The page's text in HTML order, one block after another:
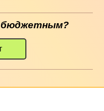
бюджетным?